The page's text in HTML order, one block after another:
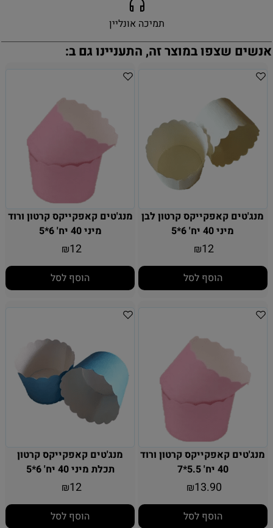
תמיכה אונליין
אנשים שצפו במוצר זה, התעניינו גם ב:
מנג'טים קאפקייקס קרטון לבן
מיני 40 יח' 6*5
₪12
הוסף לסל
מנג'טים קאפקייקס קרטון ורוד
מיני 40 יח' 6*5
₪12
הוסף לסל
מנג'טים קאפקייקס קרטון ורוד
40 יח' 5.5*7
₪13.90
הוסף לסל
מנג'טים קאפקייקס קרטון
תכלת מיני 40 יח' 6*5
₪12
הוסף לסל